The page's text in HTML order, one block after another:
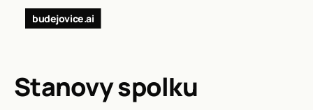
budejovice.ai
Stanovy spolku